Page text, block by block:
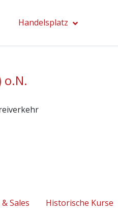
Handelsplatz
o.N.
Sales Historische Kurse